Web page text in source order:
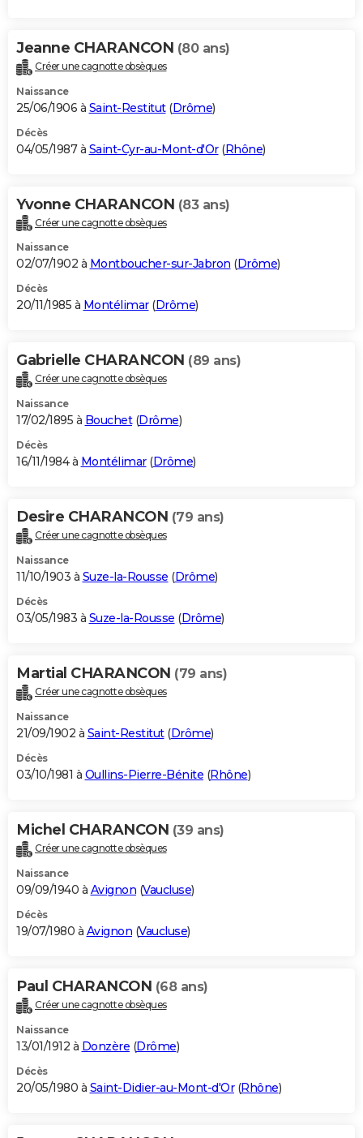
Jeanne CHARANCON (80 ans)
Créer une cagnotte obsèques
Naissance
25/06/1906 à Saint-Restitut(Drôme)
Décès
04/05/1987 à Saint-Cyr-au-Mont-d'Or(Rhône)
Yvonne CHARANCON (83 ans)
Créer une cagnotte obsèques
Naissance
02/07/1902 à Montboucher-sur-Jabron (Drôme)
Décès
20/11/1985 à Montélimar(Drôme)
Gabrielle CHARANCON (89 ans)
Créer une cagnotte obsèques
Naissance
17/02/1895 à Bouchet(Drôme)
Décès
16/11/1984 à Montélimar(Drôme)
Desire CHARANCON (79 ans)
Créer une cagnotte obsèques
Naissance
11/10/1903 à Suze-la-Rousse (Drôme)
Décès
03/05/1983 à Suze-la-Rousse (Drôme)
Martial CHARANCON (79 ans)
Créer une cagnotte obsèques
Naissance
21/09/1902 à Saint-Restitut(Drôme)
Décès
03/10/1981 à Oullins-Pierre-Bénite (Rhône)
Michel CHARANCON (39 ans)
Créer une cagnotte obsèques
Naissance
09/09/1940 à Avignon (Vaucluse)
Décès
19/07/1980 à Avignon (Vaucluse)
Paul CHARANCON (68 ans)
Créer une cagnotte obsèques
Naissance
13/01/1912 à Donzère (Drôme)
Décès
20/05/1980 à Saint-Didier-au-Mont-d'Or(Rhône)